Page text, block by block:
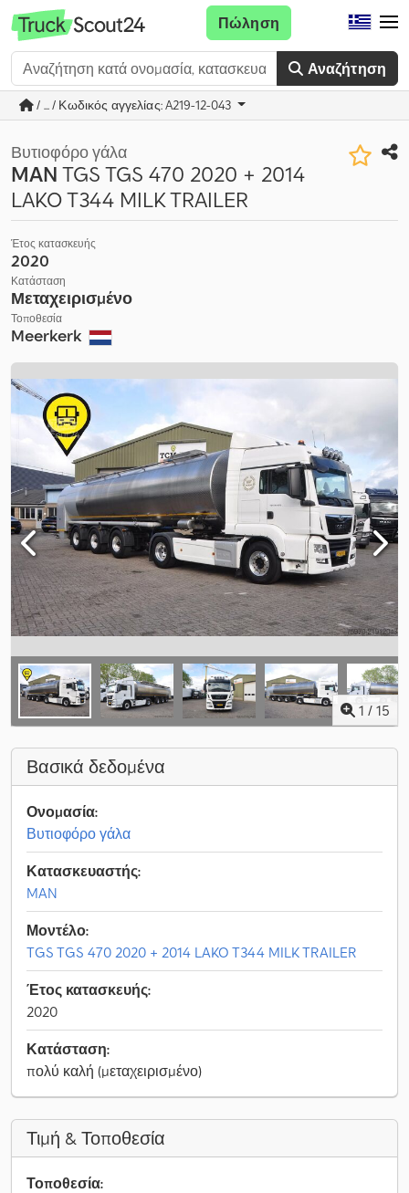
Αναζήτηση
Πώληση
/ ... / Κωδικός αγγελίας: A219-12-043
Βυτιοφόρο γάλα
MANTGS TGS 470 2020 + 2014
LAKO T344 MILK TRAILER
Έτος κατασκευής
2020
Κατάσταση
Μεταχειρισμένο
Τοποθεσία
Meerkerk
1 / 15
Βασικά δεδομένα
Ονομασία:
Βυτιοφόρο γάλα
Κατασκευαστής:
MAN
Μοντέλο:
TGS TGS 470 2020 + 2014 LAKO T344 MILK TRAILER
Έτος κατασκευής:
2020
Κατάσταση:
πολύ καλή (μεταχειρισμένο)
Τιμή & Τοποθεσία
Τοποθεσία: